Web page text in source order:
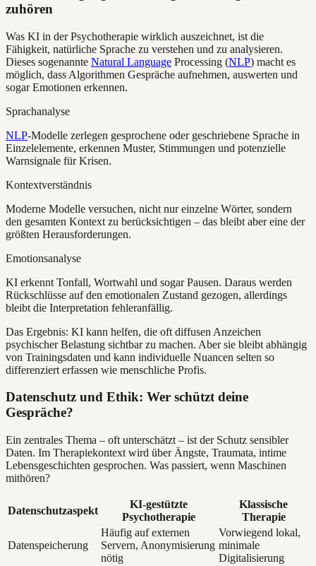
zuhören
Was KI in der Psychotherapie wirklich auszeichnet, ist die
Fähigkeit, natürliche Sprache zu verstehen und zu analysieren.
Dieses sogenannte Natural Language Processing (NLP) macht es
möglich, dass Algorithmen Gespräche aufnehmen, auswerten und
sogar Emotionen erkennen.
Sprachanalyse
NLP-Modelle zerlegen gesprochene oder geschriebene Sprache in
Einzelelemente, erkennen Muster, Stimmungen und potenzielle
Warnsignale für Krisen.
Kontextverständnis
Moderne Modelle versuchen, nicht nur einzelne Wörter, sondern
den gesamten Kontext zu berücksichtigen – das bleibt aber eine der
größten Herausforderungen.
Emotionsanalyse
KI erkennt Tonfall, Wortwahl und sogar Pausen. Daraus werden
Rückschlüsse auf den emotionalen Zustand gezogen, allerdings
bleibt die Interpretation fehleranfällig.
Das Ergebnis: KI kann helfen, die oft diffusen Anzeichen
psychischer Belastung sichtbar zu machen. Aber sie bleibt abhängig
von Trainingsdaten und kann individuelle Nuancen selten so
differenziert erfassen wie menschliche Profis.
Datenschutz und Ethik: Wer schützt deine
Gespräche?
Ein zentrales Thema – oft unterschätzt – ist der Schutz sensibler
Daten. Im Therapiekontext wird über Ängste, Traumata, intime
Lebensgeschichten gesprochen. Was passiert, wenn Maschinen
mithören?
Datenschutzaspekt
KI-gestützte
Psychotherapie
Klassische
Therapie
Datenspeicherung
Häufig auf externen
Servern, Anonymisierung
nötig
Vorwiegend lokal,
minimale
Digitalisierung